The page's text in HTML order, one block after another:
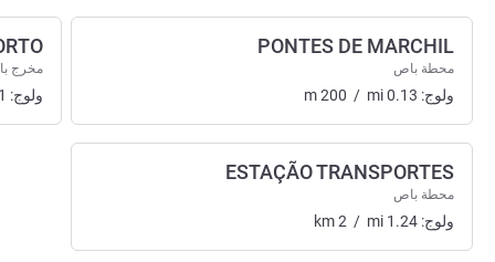
PONTES DE MARCHIL
محطة باص
ولوج: m200 / mi0.13
ESTAÇÃO TRANSPORTES
محطة باص
ولوج: km2 / mi 1.24
مخرج
ولوج: